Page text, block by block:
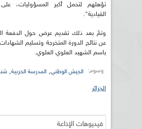
تؤهلهم لتحمل أكبر المسؤوليات،
القيادية".
وتمّ بعد ذلك تقديم عرض حول الدفعة
عن نتائج الدورة المتخرجة وتسليم
باسم الشهيد العلوي العلوي.
وسوم: الجيش الوطني, المدرسة الحربية,
الجزائر
فيديوهات الإذاعة